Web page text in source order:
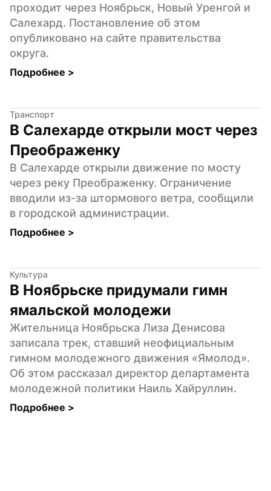
проходит через Ноябрьск, Новый Уренгой и
Салехард. Постановление об этом
опубликовано на сайте правительства
округа.
Подробнее >
Транспорт
В Салехарде открыли мост через
Преображенку
В Салехарде открыли движение по мосту
через реку Преображенку. Ограничение
вводили из-за штормового ветра, сообщили
в городской администрации.
Подробнее >
Культура
В Ноябрьске придумали гимн
ямальской молодежи
Жительница Ноябрьска Лиза Денисова
записала трек, ставший неофициальным
гимном молодежного движения «Ямолод».
Об этом рассказал директор департамента
молодежной политики Наиль Хайруллин.
Подробнее >